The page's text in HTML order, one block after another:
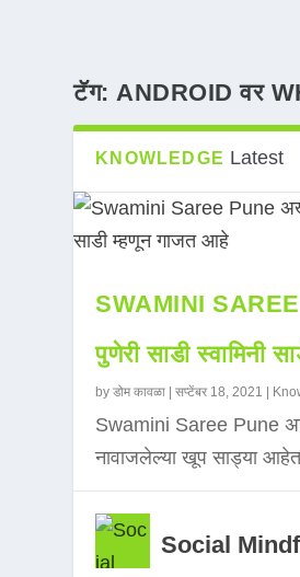
टॅग:ANDROID वर
KNOWLEDGE Latest
SWAMINI
पुणेरी साडी स्वामिनी
byडोम कावळा |सप्टेंबर 18, 2021
Swamini Saree Pune
नावाजलेल्या खूप साड्या
Social